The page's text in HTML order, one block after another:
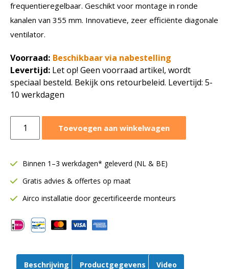
frequentieregelbaar. Geschikt voor montage in ronde
kanalen van 355 mm. Innovatieve, zeer efficiënte diagonale
ventilator.
Voorraad: Beschikbaar via nabestelling
Levertijd: Let op! Geen voorraad artikel, wordt
speciaal besteld. Bekijk ons retourbeleid. Levertijd: 5-
10 werkdagen
buisventilator
mm
|
m3/h
|
355
Toevoegen aan winkelwagen
Binnen 1–3 werkdagen* geleverd (NL & BE)
Gratis advies & offertes op maat
Airco installatie door gecertificeerde monteurs
Beschrijving Productgegevens Video